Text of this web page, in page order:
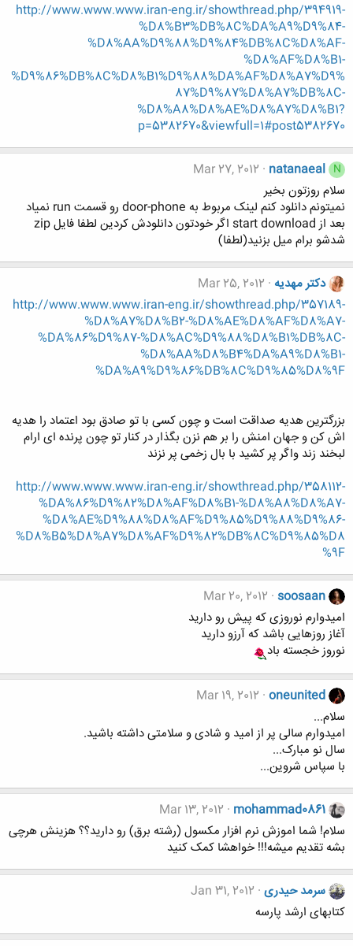
http://www.www.www.iran-eng.ir/showthread.php/394919-
%D8%B3%DB%8C%DA%A9%D9%84-
%D8%AA%D9%88%D9%84%DB%8C%D8%AF-
%D8%AF%D8%B1-
%D9%86%DB%8C%D8%B1%D9%88%DA%AF%D8%A7%D9%
87%D9%87%D8%A7%DB%8C-
%D8%A8%D8%AE%D8%A7%D8%B1?
p=5382670&viewfull=1#post5382670
N
natanaeal
Mar 27, 2012
سلام روزتون بخیر
نمیتونم دانلود کنم لینک مربوط به door-phone رو قسمت run نمیاد
بعد از start download اگر خودتون دانلودش کردین لطفا فایل zip
شدشو برام میل بزنید(لطفا)
دکتر مهدیه Mar 25, 2012
http://www.www.www.iran-eng.ir/showthread.php/357189-
%D8%A7%D8%B2-%D8%AE%D8%AF%D8%A7-
%DA%86%D9%87-%D8%AC%D9%88%D8%B1%DB%8C-
%D8%AA%D8%B4%DA%A9%D8%B1-
%DA%A9%D9%86%DB%8C%D9%85%D8%9F
بزرگترین هدیه صداقت است و چون کسی با تو صادق بود اعتماد را هدیه
اش کن و جهان امنش را بر هم نزن بگذار در کنار تو چون پرنده ای ارام
لبخند زند واگر پر کشید با بال زخمی پر نزند
http://www.www.www.iran-eng.ir/showthread.php/358112-
%DA%86%D9%82%D8%AF%D8%B1-%D8%A8%D8%A7-
%D8%AE%D9%88%D8%AF%D9%85%D9%88%D9%86-
%D8%B5%D8%A7%D8%AF%D9%82%DB%8C%D9%85%D8
%9F
soosaan
Mar 20, 2012
امیدوارم نوروزی که پیش رو دارید
آغاز روزهایی باشد که آرزو دارید
نوروز خجسته باد
oneunited
Mar 19, 2012
سلام...
امیدوارم سالی پر از امید و شادی و سلامتی داشته باشید.
سال نو مبارک...
با سپاس شروین...
mohammad0861
Mar 13, 2012
سلام! شما اموزش نرم افزار مکسول (رشته برق) رو دارید؟؟ هزینش هرچی
بشه تقدیم میشه!!! خواهشا کمک کنید
سرمد حیدری Jan 31, 2012
کتابهای ارشد پارسه